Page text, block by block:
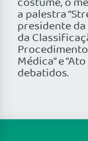
a palestra
presidente
da
Médica” e
debatidos.